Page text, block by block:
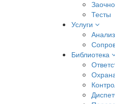
Тесты
Услуги
Библиотека